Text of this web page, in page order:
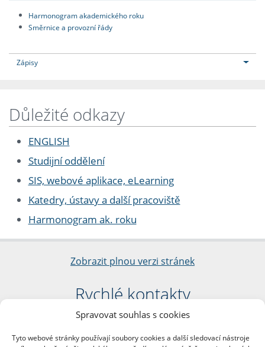
Spravovat souhlas s cookies
Tyto webové stránky používají soubory cookies a další sledovací nástroje
Harmonogram akademického roku
Směrnice a provozní řády
Zápisy
Důležité odkazy
ENGLISH
Studijní oddělení
SIS, webové aplikace, eLearning
Katedry, ústavy a další pracoviště
Harmonogram ak. roku
Zobrazit plnou verzi stránek
Rychlé kontakty
Filozofická fakulta
nám. Jana Palacha 1/2